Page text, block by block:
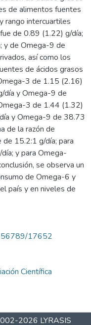
de alimentos fuentes
rango intercuartiles
de 0.89 (1.22) g/día;
y de Omega-9 de
así como los
de ácidos grasos
3 de 1.15 (2.16)
día y Omega-9 de
3 de 1.44 (1.32)
y Omega-9 de 38.73
de la razón de
15.2:1 g/día; para
y para Omega-
se observa un
de Omega-6 y
país y en niveles de
17652
Científica
2026 LYRASIS